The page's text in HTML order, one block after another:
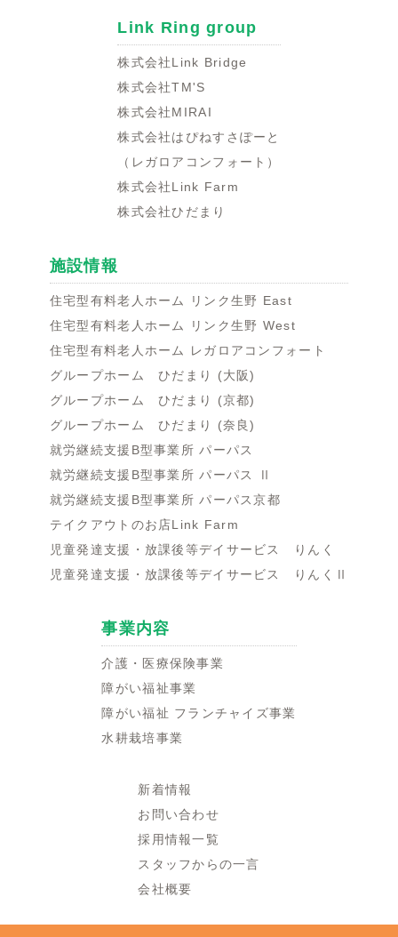
Link Ring group
株式会社Link Bridge
株式会社TM'S
株式会社MIRAI
株式会社はぴねすさぽーと
（レガロアコンフォート）
株式会社Link Farm
株式会社ひだまり
施設情報
住宅型有料老人ホーム リンク生野 East
住宅型有料老人ホーム リンク生野 West
住宅型有料老人ホーム レガロアコンフォート
グループホーム ひだまり (大阪)
グループホーム ひだまり (京都)
グループホーム ひだまり (奈良)
就労継続支援B型事業所 パーパス
就労継続支援B型事業所 パーパス Ⅱ
就労継続支援B型事業所 パーパス京都
テイクアウトのお店Link Farm
児童発達支援・放課後等デイサービス りんく
児童発達支援・放課後等デイサービス りんくⅡ
事業内容
介護・医療保険事業
障がい福祉事業
障がい福祉 フランチャイズ事業
水耕栽培事業
新着情報
お問い合わせ
採用情報一覧
スタッフからの一言
会社概要